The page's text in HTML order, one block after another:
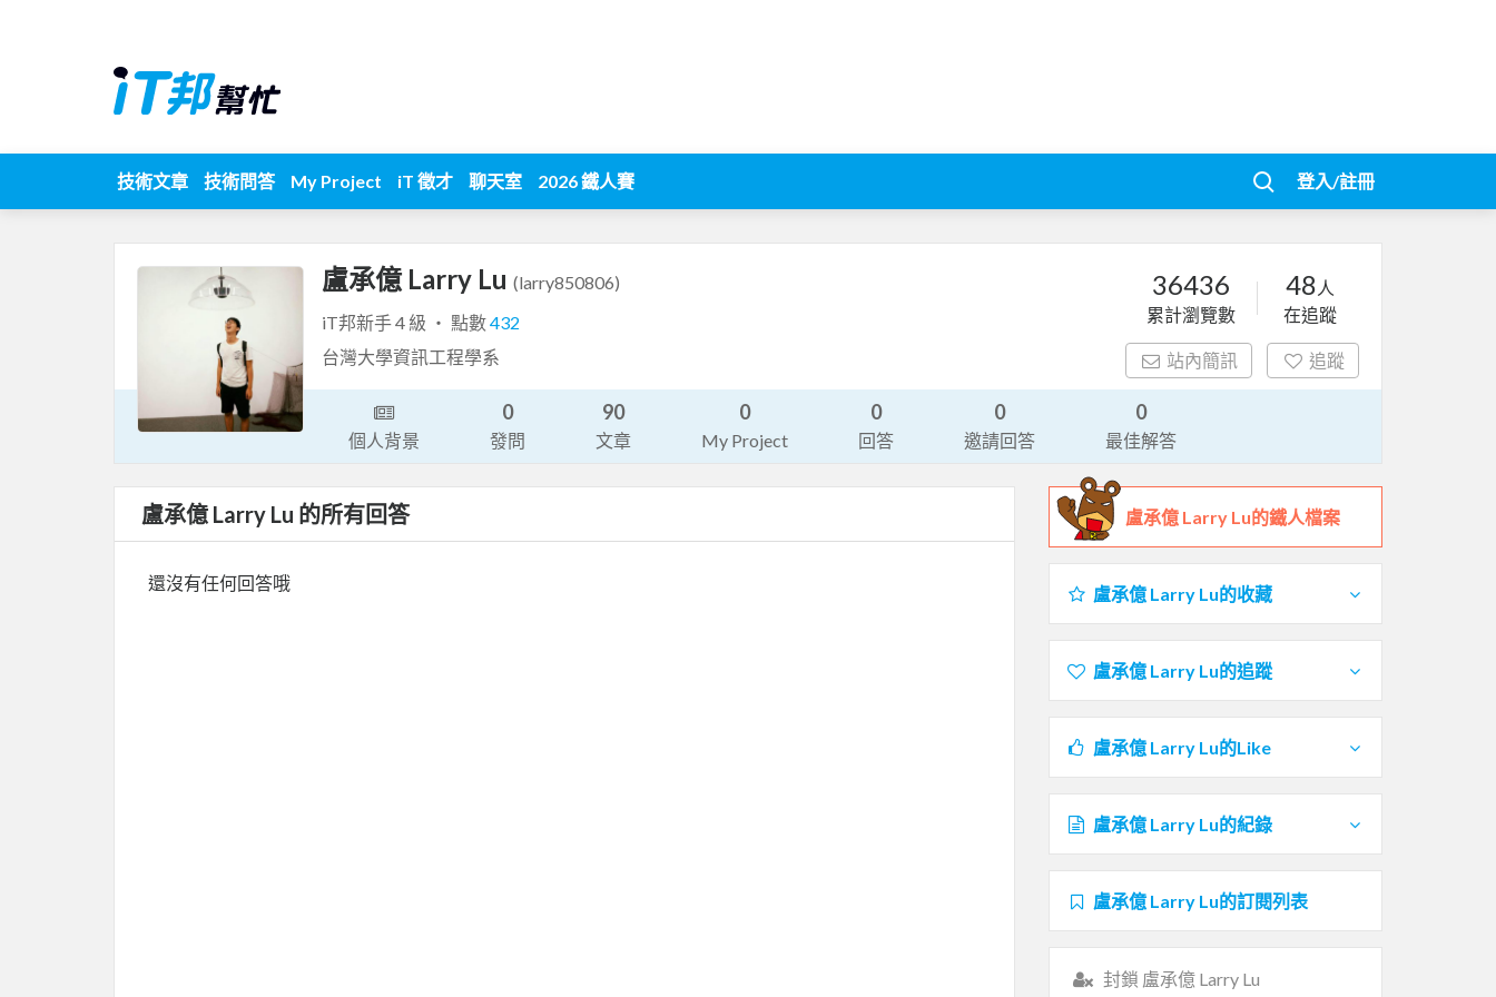
技術文章 技術問答 My Project iT 徵才 聊天室 2026 鐵人賽 登入/註冊
盧承億 Larry Lu (larry850806)
iT邦新手 4 級 ‧ 點數432
台灣大學資訊工程學系
36436
累計瀏覽數
48 人
在追蹤
站內簡訊 追蹤
個人背景
0
發問
90
文章
0
My Project
0
回答
0
邀請回答
0
最佳解答
盧承億 Larry Lu 的所有回答
還沒有任何回答哦
盧承億 Larry Lu的鐵人檔案
盧承億 Larry Lu的收藏
盧承億 Larry Lu的追蹤
盧承億 Larry Lu的Like
盧承億 Larry Lu的紀錄
盧承億 Larry Lu的訂閱列表
封鎖 盧承億 Larry Lu